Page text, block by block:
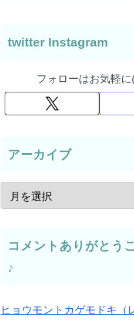
twitter Instagram
フォローはお気軽に
アーカイブ
コメントありがとう
♪
ヒョウモントカゲモドキ（